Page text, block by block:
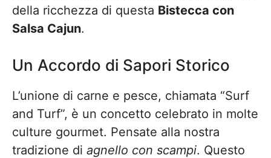
della ricchezza di questa Bistecca con
Salsa Cajun.
Un Accordo di Sapori Storico
L’unione di carne e pesce, chiamata “Surf
and Turf”, è un concetto celebrato in molte
culture gourmet. Pensate alla nostra
tradizione di agnello con scampi. Questo